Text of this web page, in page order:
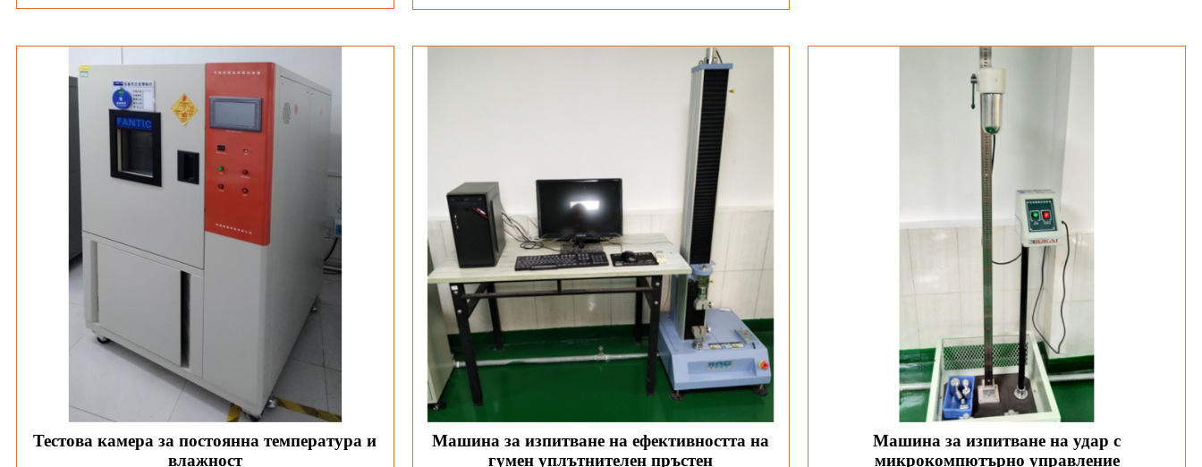
Тестова камера за постоянна температура и
влажност
Машина за изпитване на ефективността на
гумен уплътнителен пръстен
Машина за изпитване на удар с
микрокомпютърно управление